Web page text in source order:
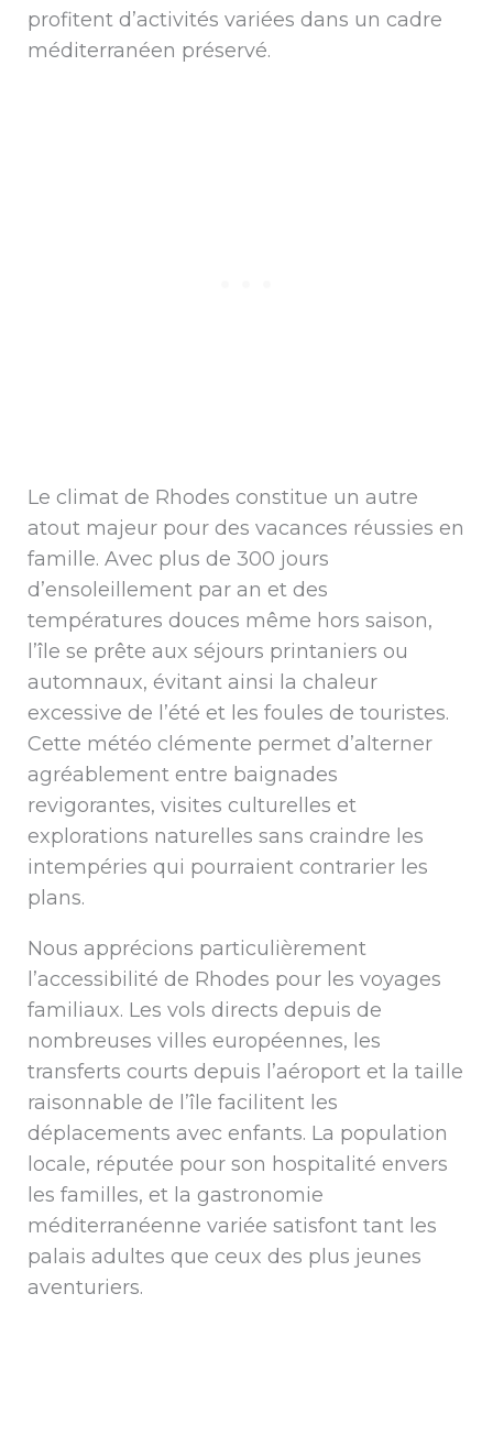
profitent d’activités variées dans un cadre
méditerranéen préservé.
Le climat de Rhodes constitue un autre
atout majeur pour des vacances réussies en
famille. Avec plus de 300 jours
d’ensoleillement par an et des
températures douces même hors saison,
l’île se prête aux séjours printaniers ou
automnaux, évitant ainsi la chaleur
excessive de l’été et les foules de touristes.
Cette météo clémente permet d’alterner
agréablement entre baignades
revigorantes, visites culturelles et
explorations naturelles sans craindre les
intempéries qui pourraient contrarier les
plans.
Nous apprécions particulièrement
l’accessibilité de Rhodes pour les voyages
familiaux. Les vols directs depuis de
nombreuses villes européennes, les
transferts courts depuis l’aéroport et la taille
raisonnable de l’île facilitent les
déplacements avec enfants. La population
locale, réputée pour son hospitalité envers
les familles, et la gastronomie
méditerranéenne variée satisfont tant les
palais adultes que ceux des plus jeunes
aventuriers.